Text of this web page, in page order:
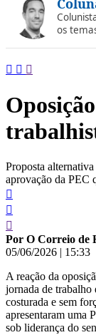
para
conteúdo
os
Proposta
aprovação da PEC
Por O Correio de
05/06/2026 | 15:33
A reação da
jornada de trabalho
costurada e sem
apresentaram uma
sob liderança do